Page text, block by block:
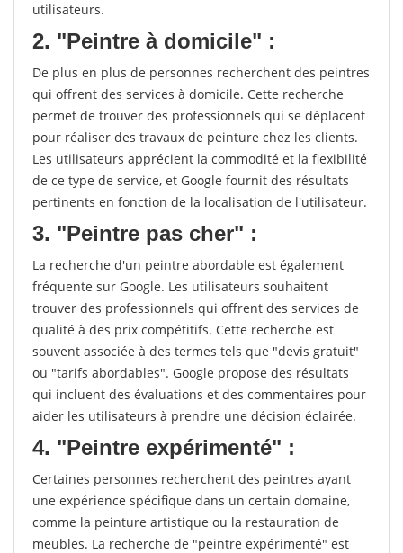
utilisateurs.
2. "Peintre à domicile" :
De plus en plus de personnes recherchent des peintres
qui offrent des services à domicile. Cette recherche
permet de trouver des professionnels qui se déplacent
pour réaliser des travaux de peinture chez les clients.
Les utilisateurs apprécient la commodité et la flexibilité
de ce type de service, et Google fournit des résultats
pertinents en fonction de la localisation de l'utilisateur.
3. "Peintre pas cher" :
La recherche d'un peintre abordable est également
fréquente sur Google. Les utilisateurs souhaitent
trouver des professionnels qui offrent des services de
qualité à des prix compétitifs. Cette recherche est
souvent associée à des termes tels que "devis gratuit"
ou "tarifs abordables". Google propose des résultats
qui incluent des évaluations et des commentaires pour
aider les utilisateurs à prendre une décision éclairée.
4. "Peintre expérimenté" :
Certaines personnes recherchent des peintres ayant
une expérience spécifique dans un certain domaine,
comme la peinture artistique ou la restauration de
meubles. La recherche de "peintre expérimenté" est